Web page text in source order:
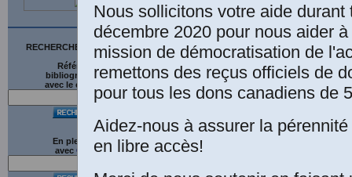
RECHERCHE SUR LE SITE
Références
bibliographiques
avec le catalogue
En plein texte
avec G gle
Nous sollicitons votre aide durant
décembre 2020 pour nous aider
mission de démocratisation de
remettons des reçus officiels de
pour tous les dons canadiens de
Aidez-nous à assurer la
en libre accès!